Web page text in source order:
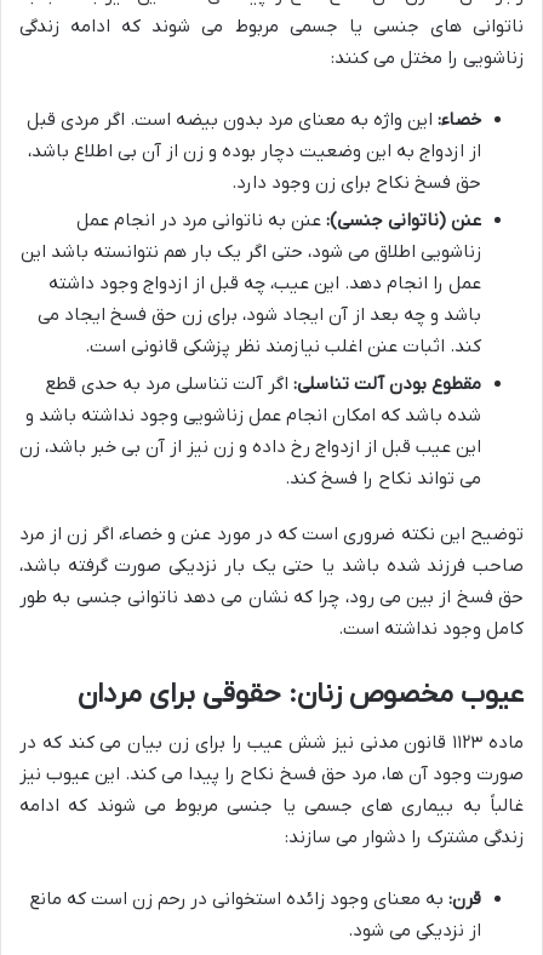
ناتوانی های جنسی یا جسمی مربوط می شوند که ادامه زندگی
زناشویی را مختل می کنند:
خصاء: این واژه به معنای مرد بدون بیضه است. اگر مردی قبل
از ازدواج به این وضعیت دچار بوده و زن از آن بی اطلاع باشد،
حق فسخ نکاح برای زن وجود دارد.
عنن (ناتوانی جنسی): عنن به ناتوانی مرد در انجام عمل
زناشویی اطلاق می شود، حتی اگر یک بار هم نتوانسته باشد این
عمل را انجام دهد. این عیب، چه قبل از ازدواج وجود داشته
باشد و چه بعد از آن ایجاد شود، برای زن حق فسخ ایجاد می
کند. اثبات عنن اغلب نیازمند نظر پزشکی قانونی است.
مقطوع بودن آلت تناسلی: اگر آلت تناسلی مرد به حدی قطع
شده باشد که امکان انجام عمل زناشویی وجود نداشته باشد و
این عیب قبل از ازدواج رخ داده و زن نیز از آن بی خبر باشد، زن
می تواند نکاح را فسخ کند.
توضیح این نکته ضروری است که در مورد عنن و خصاء، اگر زن از مرد
صاحب فرزند شده باشد یا حتی یک بار نزدیکی صورت گرفته باشد،
حق فسخ از بین می رود، چرا که نشان می دهد ناتوانی جنسی به طور
کامل وجود نداشته است.
عیوب مخصوص زنان: حقوقی برای مردان
ماده ۱۱۲۳ قانون مدنی نیز شش عیب را برای زن بیان می کند که در
صورت وجود آن ها، مرد حق فسخ نکاح را پیدا می کند. این عیوب نیز
غالباً به بیماری های جسمی یا جنسی مربوط می شوند که ادامه
زندگی مشترک را دشوار می سازند:
قرن: به معنای وجود زائده استخوانی در رحم زن است که مانع
از نزدیکی می شود.